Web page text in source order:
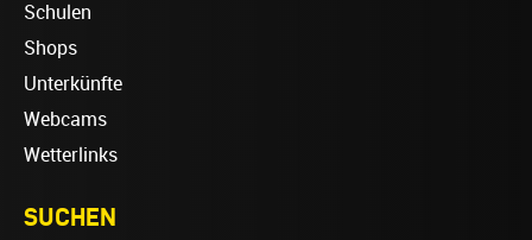
Schulen
Shops
Unterkünfte
Webcams
Wetterlinks
SUCHEN